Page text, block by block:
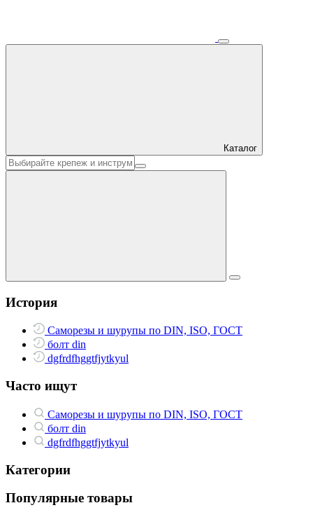
Каталог
История
Саморезы и шурупы по DIN, ISO, ГОСТ
болт din
dgfrdfhggtfjytkyul
Часто ищут
Саморезы и шурупы по DIN, ISO, ГОСТ
болт din
dgfrdfhggtfjytkyul
Категории
Популярные товары